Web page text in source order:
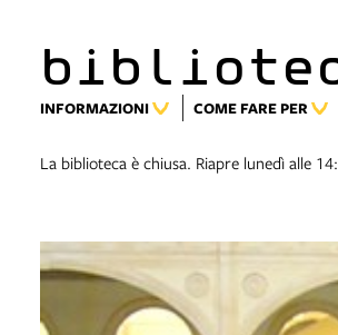
INFORMAZIONI COME FARE PER
La biblioteca è chiusa. Riapre lunedì alle